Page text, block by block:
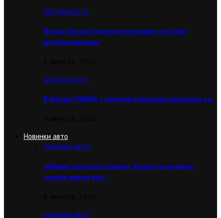
Автоновости
Nissan Elgrand получил передовую систему
шумоподавления
Автоновости
В Москве ГИБДД с погоней задержали женщину за…
Новинки авто
Новинки авто
«Можно потерять скидку». Эксперты назвали
лучшее время для…
Новинки авто